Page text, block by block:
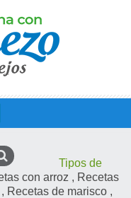
Tipos de
con arroz , Recetas
, Recetas de marisco ,